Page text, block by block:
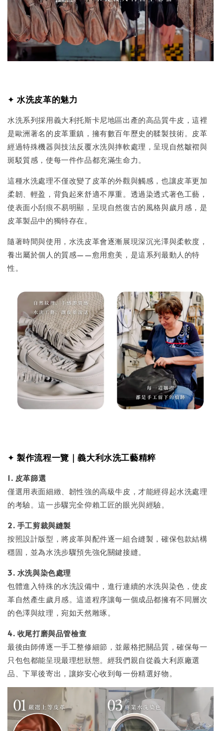
✦ 水洗皮革的魅力
水洗系列採用義大利托斯卡尼地區出產的高品質牛皮，這裡
是歐洲著名的皮革重鎮，擁有數百年歷史的鞣製技術。皮革
經過特殊機器與技法反覆水洗與摔軟處理，呈現自然皺褶與
斑駁質感，使每一件作品都充滿生命力。
這種水洗處理不僅改變了皮革的外觀與觸感，也讓皮革更加
柔韌、輕盈，背負起來舒適不厚重。透過染透式著色工藝，
使表面小刮痕不易明顯，呈現自然復古的風格與歲月感，是
皮革製品中的獨特存在。
隨著時間與使用，水洗皮革會逐漸展現深沉光澤與柔軟度，
養出屬於個人的質感——愈用愈美，是這系列最動人的特
性。
✦ 製作流程一覽｜義大利水洗工藝精粹
1. 皮革篩選
僅選用表面細緻、韌性強的高級牛皮，才能經得起水洗處理
的考驗。這一步驟完全仰賴工匠的眼光與經驗。
2. 手工剪裁與縫製
按照設計版型，將皮革與配件逐一組合縫製，確保包款結構
穩固，並為水洗步驟預先強化關鍵接縫。
3. 水洗與染色處理
包體進入特殊的水洗設備中，進行連續的水洗與染色，使皮
革自然產生歲月感。這道程序讓每一個成品都擁有不同層次
的色澤與紋理，宛如天然雕琢。
4. 收尾打磨與品管檢查
最後由師傅逐一手工整修細節，並嚴格把關品質，確保每一
只包包都能呈現最理想狀態。經我們親自從義大利原廠選
品、下單後寄出，讓妳安心收到每一份精選好物。